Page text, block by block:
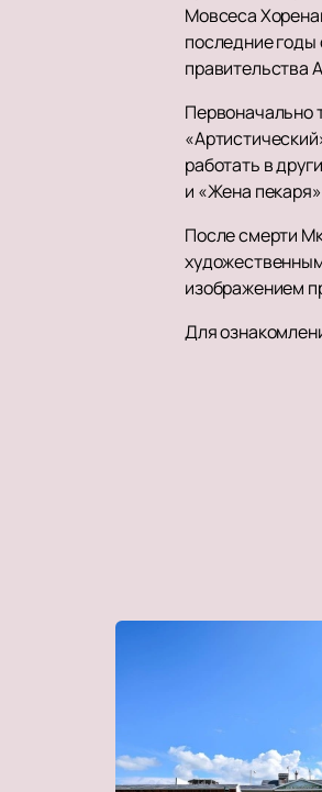
Мовсеса
последние годы
правительства
Первоначально
работать в
и «Жена
После смерти
изображением
Для